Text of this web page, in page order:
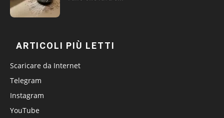
ARTICOLI PIÙ LETTI
Scaricare da Internet
Telegram
Instagram
YouTube